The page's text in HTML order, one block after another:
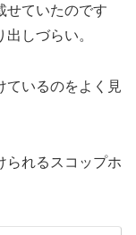
せていたのです
しづらい。
ているのをよく見
られるスコップホ